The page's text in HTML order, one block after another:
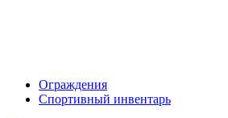
Ограждения
Спортивный инвентарь